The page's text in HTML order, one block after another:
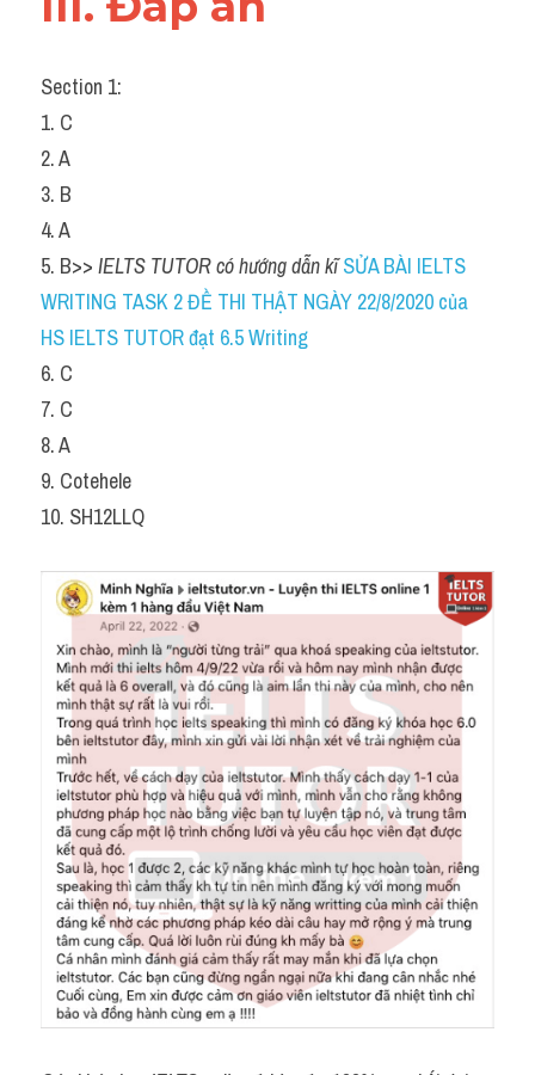
Section 1:
1. C
2. A
3. B
4. A
5. B>> IELTS TUTOR có hướng dẫn kĩ SỬA BÀI IELTS
WRITING TASK 2 ĐỀ THI THẬT NGÀY 22/8/2020 của
HS IELTS TUTOR đạt 6.5 Writing
6. C
7. C
8. A
9. Cotehele
10. SH12LLQ